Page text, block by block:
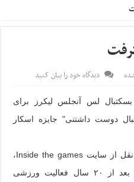
دیدگاه خود را بیان کنید
بسکتبال لس آنجلس لیکرز برای
دوست داشتنی" جایزه اسکار
به‌ گزارش ‌کسب و کار نیوز و به نقل از سایت Inside the games،
کوبی برایانت که در سال ۲۰۱۶ بعد از ۲۰ سال فعالیت ورزشی